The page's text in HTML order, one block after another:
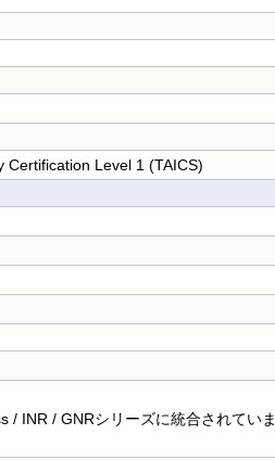
Certification Level 1 (TAICS)
/ INR / GNRシリーズに統合されていま